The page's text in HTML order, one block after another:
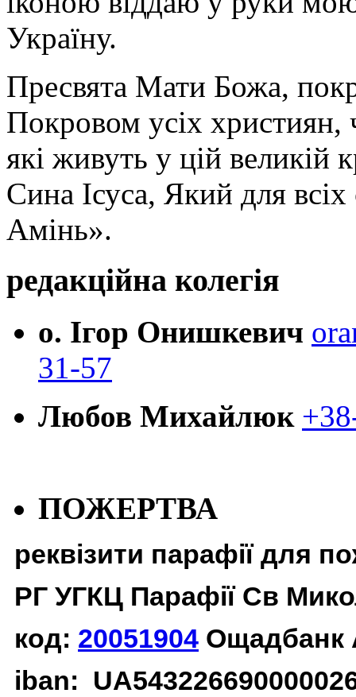
Україну.
Пресвята Мати Божа,
Покровом усіх християн,
які живуть у цій великій
Сина Ісуса, Який для
Амінь».
редакційна колегія
о. Ігор Онишкевич
31-57
Любов Михайлюк
ПОЖЕРТВА
реквізити парафії для
РГ УГКЦ Парафії Св
код: 20051904 Ощадбанк
iban: